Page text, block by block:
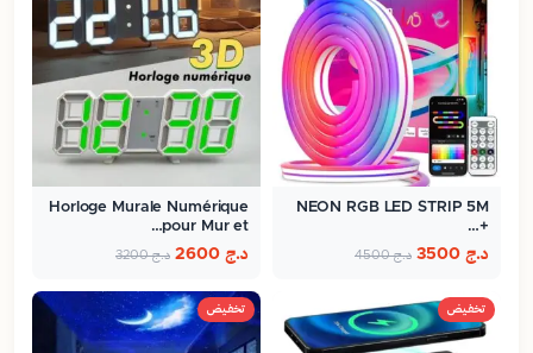
NEON RGB LED STRIP 5M
+…
د.ج د.ج4500
Horloge Murale Numérique
pour Mur et…
د.ج د.ج3200
تخفيض تخفيض